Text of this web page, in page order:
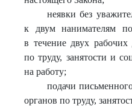
неявки без
к двум нанимателям по
в течение двух
по труду, занятости и
на работу;
подачи
органов по труду,